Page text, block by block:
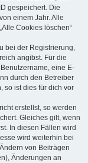
gespeichert. Die
einem Jahr. Alle
Cookies löschen“
bei der Registrierung,
angibst. Für die
eine E-
durch den Betreiber
so ist dies für dich vor
erstellst, so werden
Gleiches gilt, wenn
In diesen Fällen wird
wird weiterhin bei
von Beiträgen
Änderungen an